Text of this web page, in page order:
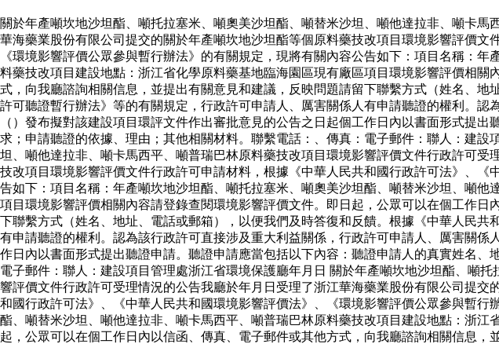
關於年產噸坎地沙坦酯、噸托拉塞米、噸奧美沙坦酯、噸替米沙坦、噸他達拉非、噸卡
華海藥業股份有限公司提交的關於年產噸坎地沙坦酯等個原料藥技改項目環境影響評價
《環境影響評價公眾參與暫行辦法》的有關規定，現將有關內容公告如下：項目名稱：
料藥技改項目建設地點：浙江省化學原料藥基地臨海園區現有廠區項目環境影響評價相
式，向我廳諮詢相關信息，並提出有關意見和建議，反映問題請留下聯繫方式（姓名、
許可聽證暫行辦法》等的有關規定，行政許可申請人、厲害關係人有申請聽證的權利。
（）發布擬對該建設項目環評文件作出審批意見的公告之日起個工作日內以書面形式提
求；申請聽證的依據、理由；其他相關材料。聯繫電話：、傳真：電子郵件：聯人：建
坦、噸他達拉非、噸卡馬西平、噸普瑞巴林原料藥技改項目環境影響評價文件行政許可
技改項目環境影響評價文件行政許可申請材料，根據《中華人民共和國行政許可法》、
告如下：項目名稱：年產噸坎地沙坦酯、噸托拉塞米、噸奧美沙坦酯、噸替米沙坦、噸
項目環境影響評價相關內容請登錄查閱環境影響評價文件。即日起，公眾可以在個工作
下聯繫方式（姓名、地址、電話或郵箱），以便我們及時答復和反饋。根據《中華人民
有申請聽證的權利。認為該行政許可直接涉及重大利益關係，行政許可申請人、厲害關
作日內以書面形式提出聽證申請。聽證申請應當包括以下內容：聽證申請人的真實姓名
電子郵件：聯人：建設項目管理處浙江省環境保護廳年月日 關於年產噸坎地沙坦酯、噸
響評價文件行政許可受理情況的公告我廳於年月日受理了浙江華海藥業股份有限公司提
和國行政許可法》、《中華人民共和國環境影響評價法》、《環境影響評價公眾參與暫
酯、噸替米沙坦、噸他達拉非、噸卡馬西平、噸普瑞巴林原料藥技改項目建設地點：浙
起，公眾可以在個工作日內以信函、傳真、電子郵件或其他方式，向我廳諮詢相關信息